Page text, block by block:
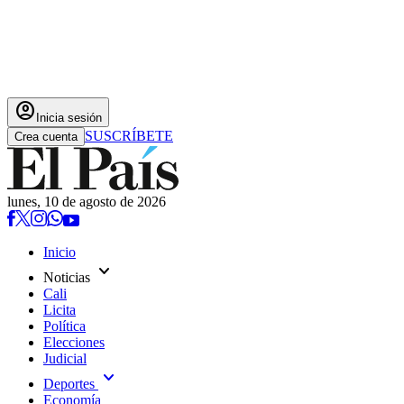
account_circle Inicia sesión
Crea cuenta SUSCRÍBETE
lunes, 10 de agosto de 2026
Inicio
Noticias expand_more
Cali
Licita
Política
Elecciones
Judicial
Deportes expand_more
Economía